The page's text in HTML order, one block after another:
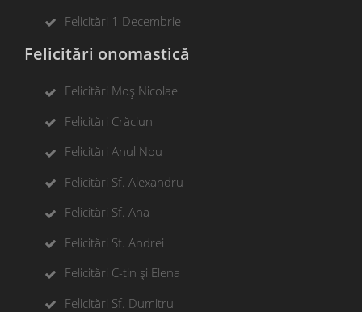
Felicitări 1 Decembrie
Felicitări onomastică
Felicitări Moș Nicolae
Felicitări Crăciun
Felicitări Anul Nou
Felicitări Sf. Alexandru
Felicitări Sf. Ana
Felicitări Sf. Andrei
Felicitări C-tin și Elena
Felicitări Sf. Dumitru